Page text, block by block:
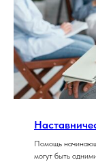
Помощь
могут быть